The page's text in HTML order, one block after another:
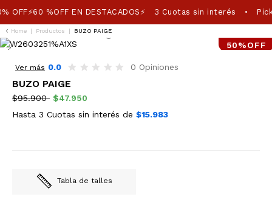
OFF⚡60 %OFF EN DESTACADOS⚡ 3 Cuotas sin interés •
Home | Productos | BUZO PAIGE
50%OFF
Ver más 0.0 0 Opiniones
BUZO PAIGE
$95.900 $47.950
Hasta 3 Cuotas sin interés de $15.983
Tabla de talles